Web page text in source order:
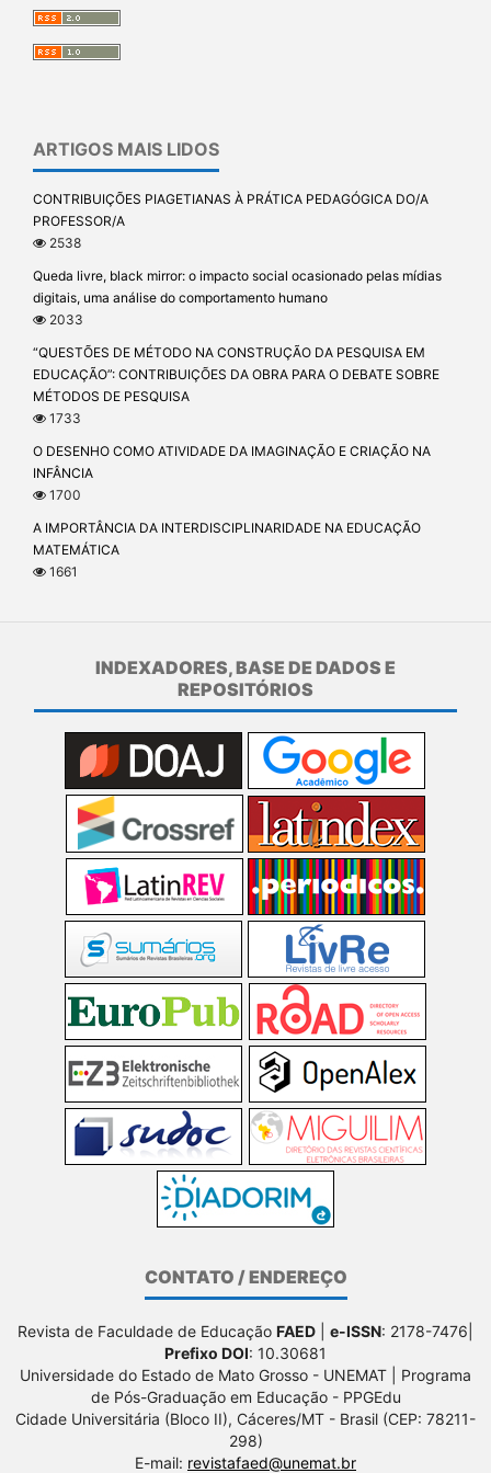
ARTIGOS MAIS LIDOS
CONTRIBUIÇÕES PIAGETIANAS À PRÁTICA PEDAGÓGICA DO/A
PROFESSOR/A
2538
Queda livre, black mirror: o impacto social ocasionado pelas mídias
digitais, uma análise do comportamento humano
2033
“QUESTÕES DE MÉTODO NA CONSTRUÇÃO DA PESQUISA EM
EDUCAÇÃO”: CONTRIBUIÇÕES DA OBRA PARA O DEBATE SOBRE
MÉTODOS DE PESQUISA
1733
O DESENHO COMO ATIVIDADE DA IMAGINAÇÃO E CRIAÇÃO NA
INFÂNCIA
1700
A IMPORTÂNCIA DA INTERDISCIPLINARIDADE NA EDUCAÇÃO
MATEMÁTICA
1661
INDEXADORES, BASE DE DADOS E
REPOSITÓRIOS
CONTATO / ENDEREÇO
Revista de Faculdade de Educação FAED e-ISSN: 2178-7476|
Prefixo DOI: 10.30681
Universidade do Estado de Mato Grosso - UNEMAT | Programa
de Pós-Graduação em Educação - PPGEdu
Cidade Universitária (Bloco II), Cáceres/MT - Brasil (CEP: 78211-
298)
E-mail: revistafaed@unemat.br